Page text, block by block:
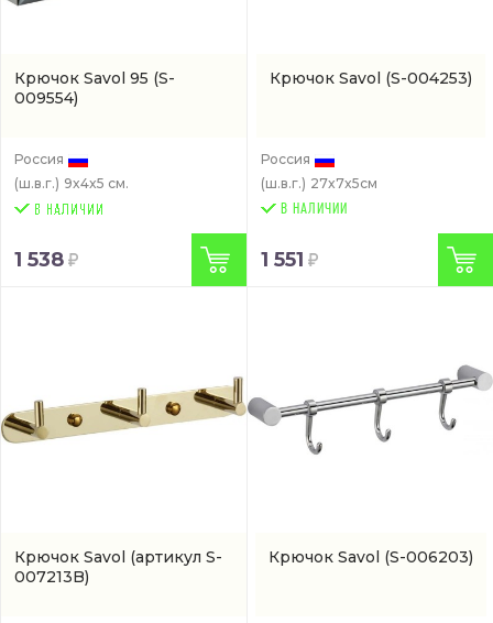
Крючок Savol 95 (S-
009554)
Россия
(ш.в.г.) 9x4x5 см.
1 538
Крючок Savol (S-004253)
Россия
(ш.в.г.) 27x7x5см
В НАЛИЧИИ
1 551
Крючок Savol (артикул S-
007213B)
Крючок Savol (S-006203)